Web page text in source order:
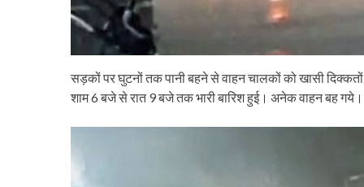
सड़कों पर घुटनों तक पानी बहने से वाहन चालकों को खासी
शाम 6 बजे से रात 9 बजे तक भारी बारिश हुई। अनेक वाहन बह